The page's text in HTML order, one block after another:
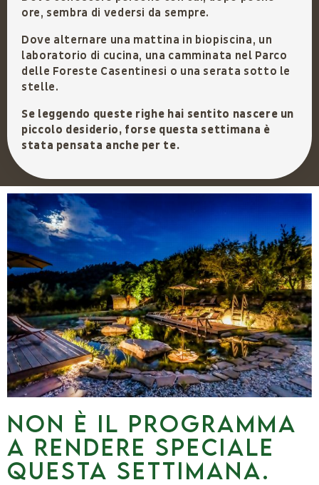
ore, sembra di vedersi da sempre.
Dove alternare una mattina in biopiscina, un
laboratorio di cucina, una camminata nel Parco
delle Foreste Casentinesi o una serata sotto le
stelle.
Se leggendo queste righe hai sentito nascere un
piccolo desiderio, forse questa settimana è
stata pensata anche per te.
NON È IL PROGRAMMA
A RENDERE SPECIALE
QUESTA SETTIMANA.